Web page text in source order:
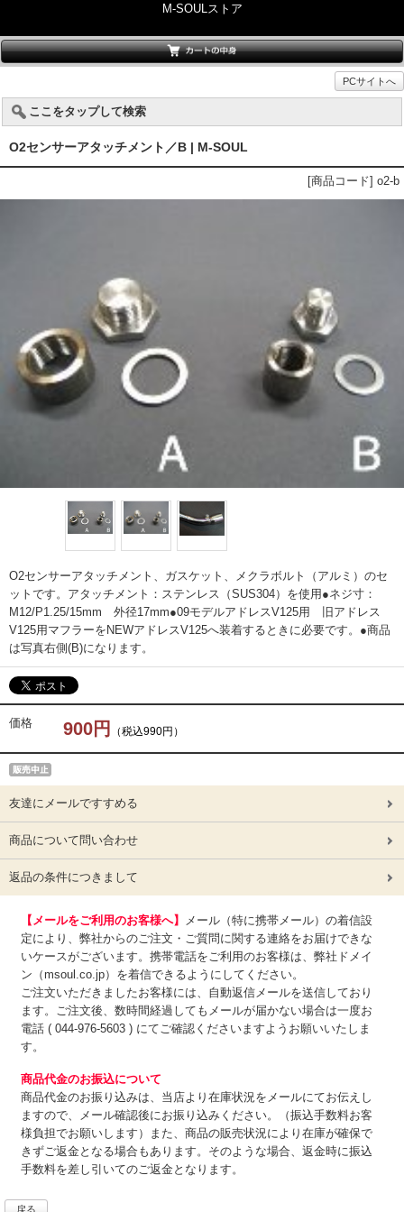
M-SOULストア
PCサイトへ
ここをタップして検索
O2センサーアタッチメント／B | M-SOUL
[商品コード] o2-b
O2センサーアタッチメント、ガスケット、メクラボルト（アルミ）のセ
ットです。アタッチメント：ステンレス（SUS304）を使用●ネジ寸：
M12/P1.25/15mm 外径17mm●09モデルアドレスV125用 旧アドレス
V125用マフラーをNEWアドレスV125へ装着するときに必要です。●商品
は写真右側(B)になります。
価格 900円 （税込990円）
友達にメールですすめる
商品について問い合わせ
返品の条件につきまして
【メールをご利用のお客様へ】
メール（特に携帯メール）の着信設
定により、弊社からのご注文・ご質問に関する連絡をお届けできな
いケースがございます。携帯電話をご利用のお客様は、弊社ドメイ
ン（msoul.co.jp）を着信できるようにしてください。
ご注文いただきましたお客様には、自動返信メールを送信しており
ます。ご注文後、数時間経過してもメールが届かない場合は一度お
電話 ( 044-976-5603 ) にてご確認くださいますようお願いいたしま
す。
商品代金のお振込について
商品代金のお振り込みは、 当店より在庫状況をメールにてお伝えし
ますので、メール確認後にお振り込みください。（振込手数料お客
様負担でお願いします）また、商品の販売状況により在庫が確保で
きずご返金となる場合もあります。そのような場合、返金時に振込
手数料を差し引いてのご返金となります。
戻る